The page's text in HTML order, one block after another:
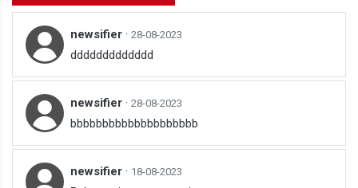
newsifier · 28-08-2023
ddddddddddddd
newsifier · 28-08-2023
bbbbbbbbbbbbbbbbbbbb
newsifier · 18-08-2023